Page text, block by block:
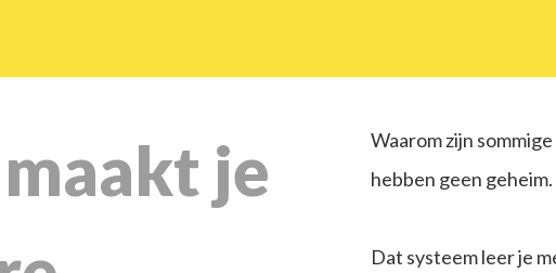
je
Waarom zijn
hebben geen
Dat systeem leer je